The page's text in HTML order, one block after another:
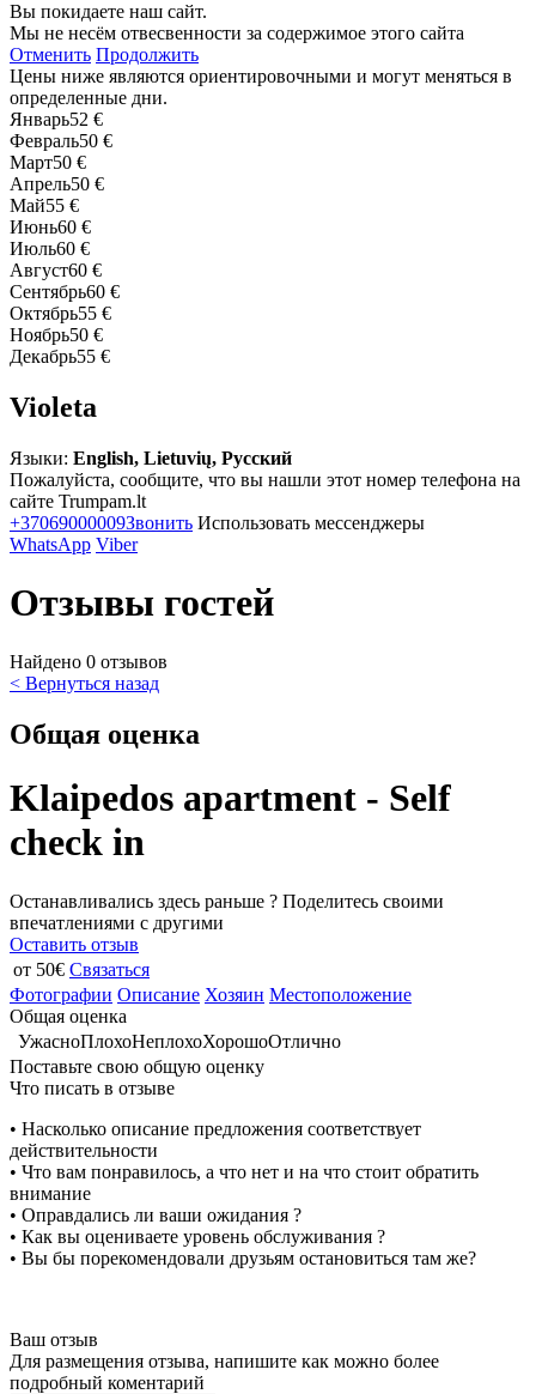
Вы покидаете наш сайт.
Мы не несём отвесвенности за содержимое этого сайта
Отменить Продолжить
Цены ниже являются ориентировочными и могут меняться в
определенные дни.
Январь52 €
Февраль50 €
Март50 €
Апрель50 €
Май55 €
Июнь60 €
Июль60 €
Август60 €
Сентябрь60 €
Октябрь55 €
Ноябрь50 €
Декабрь55 €
Violeta
Языки: English, Lietuvių, Русский
Пожалуйста, сообщите, что вы нашли этот номер телефона на
сайте Trumpam.lt
+37069000009Звонить Использовать мессенджеры
WhatsApp Viber
Отзывы гостей
Найдено 0 отзывов
< Вернуться назад
Общая оценка
Klaipedos apartment - Self
check in
Останавливались здесь раньше ? Поделитесь своими
впечатлениями с другими
Оставить отзыв
от 50€ Связаться
Фотографии Описание Хозяин Местоположение
Общая оценка
УжасноПлохоНеплохоХорошоОтлично
Поставьте свою общую оценку
Что писать в отзыве
• Насколько описание предложения соответствует
действительности
• Что вам понравилось, а что нет и на что стоит обратить
внимание
• Оправдались ли ваши ожидания ?
• Как вы оцениваете уровень обслуживания ?
• Вы бы порекомендовали друзьям остановиться там же?
Ваш отзыв
Для размещения отзыва, напишите как можно более
подробный коментарий